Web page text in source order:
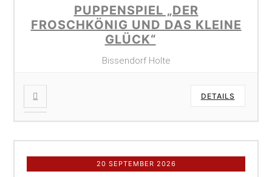
PUPPENSPIEL „DER
FROSCHKÖNIG UND DAS KLEINE
GLÜCK“
Bissendorf Holte
DETAILS
20 SEPTEMBER 2026